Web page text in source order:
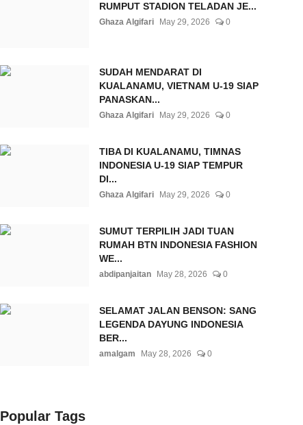
RUMPUT STADION TELADAN JE...
Ghaza Algifari May 29, 2026 0
SUDAH MENDARAT DI
KUALANAMU, VIETNAM U-19 SIAP
PANASKAN...
Ghaza Algifari May 29, 2026 0
TIBA DI KUALANAMU, TIMNAS
INDONESIA U-19 SIAP TEMPUR
DI...
Ghaza Algifari May 29, 2026 0
SUMUT TERPILIH JADI TUAN
RUMAH BTN INDONESIA FASHION
WE...
abdipanjaitan May 28, 2026 0
SELAMAT JALAN BENSON: SANG
LEGENDA DAYUNG INDONESIA
BER...
amalgam May 28, 2026 0
Popular Tags